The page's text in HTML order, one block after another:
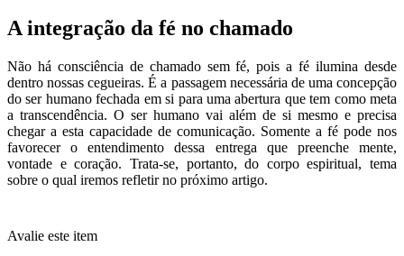
A integração da fé no chamado
Não há consciência de chamado sem fé, pois a fé ilumina desde
dentro nossas cegueiras. É a passagem necessária de uma concepção
do ser humano fechada em si para uma abertura que tem como meta
a transcendência. O ser humano vai além de si mesmo e precisa
chegar a esta capacidade de comunicação. Somente a fé pode nos
favorecer o entendimento dessa entrega que preenche mente,
vontade e coração. Trata-se, portanto, do corpo espiritual, tema
sobre o qual iremos refletir no próximo artigo.
Avalie este item